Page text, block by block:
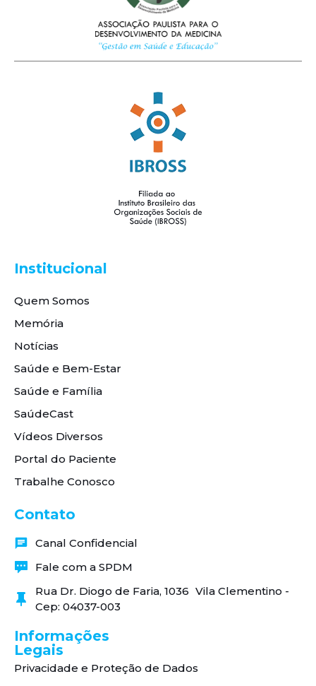
Institucional
Quem Somos
Memória
Notícias
Saúde e Bem-Estar
Saúde e Família
SaúdeCast
Vídeos Diversos
Portal do Paciente
Trabalhe Conosco
Contato
Canal Confidencial
Fale com a SPDM
Rua Dr. Diogo de Faria, 1036 Vila Clementino -
Cep: 04037-003
Informações
Legais
Privacidade e Proteção de Dados